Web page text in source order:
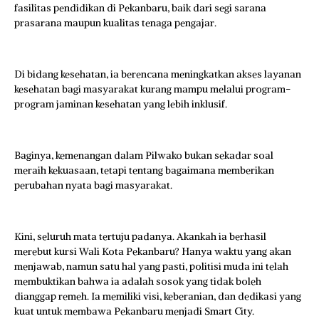
fasilitas pendidikan di Pekanbaru, baik dari segi sarana
prasarana maupun kualitas tenaga pengajar.
Di bidang kesehatan, ia berencana meningkatkan akses layanan
kesehatan bagi masyarakat kurang mampu melalui program-
program jaminan kesehatan yang lebih inklusif.
Baginya, kemenangan dalam Pilwako bukan sekadar soal
meraih kekuasaan, tetapi tentang bagaimana memberikan
perubahan nyata bagi masyarakat.
Kini, seluruh mata tertuju padanya. Akankah ia berhasil
merebut kursi Wali Kota Pekanbaru? Hanya waktu yang akan
menjawab, namun satu hal yang pasti, politisi muda ini telah
membuktikan bahwa ia adalah sosok yang tidak boleh
dianggap remeh. Ia memiliki visi, keberanian, dan dedikasi yang
kuat untuk membawa Pekanbaru menjadi Smart City.